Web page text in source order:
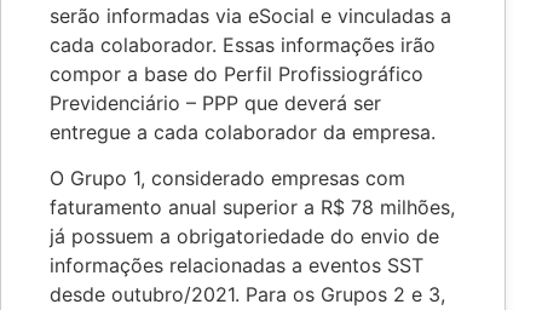
serão informadas via eSocial e vinculadas a
cada colaborador. Essas informações irão
compor a base do Perfil Profissiográfico
Previdenciário – PPP que deverá ser
entregue a cada colaborador da empresa.
O Grupo 1, considerado empresas com
faturamento anual superior a R$ 78 milhões,
já possuem a obrigatoriedade do envio de
informações relacionadas a eventos SST
desde outubro/2021. Para os Grupos 2 e 3,